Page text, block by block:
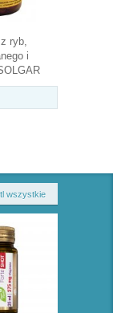
ryb,
i
wszystkie